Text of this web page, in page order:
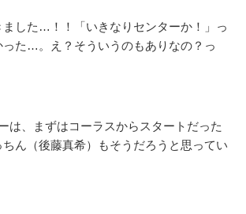
ました…！！「いきなりセンターか！」っ
った…。え？そういうのもありなの？っ
は、まずはコーラスからスタートだった
ん（後藤真希）もそうだろうと思ってい